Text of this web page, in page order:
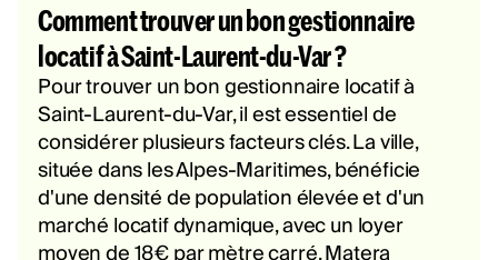
Comment trouver un bon gestionnaire
locatif à Saint-Laurent-du-Var ?
Pour trouver un bon gestionnaire locatif à
Saint-Laurent-du-Var, il est essentiel de
considérer plusieurs facteurs clés. La ville,
située dans les Alpes-Maritimes, bénéficie
d'une densité de population élevée et d'un
marché locatif dynamique, avec un loyer